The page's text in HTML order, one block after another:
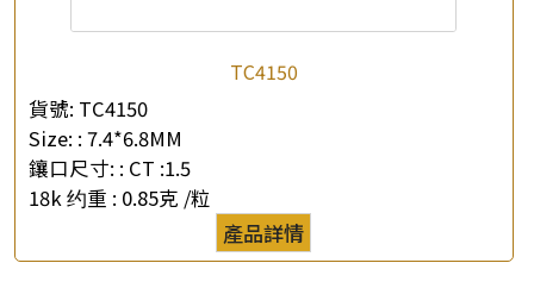
TC4150
貨號: TC4150
Size: : 7.4*6.8MM
鑲口尺寸: : CT :1.5
18k 约重 : 0.85克 /粒
產品詳情